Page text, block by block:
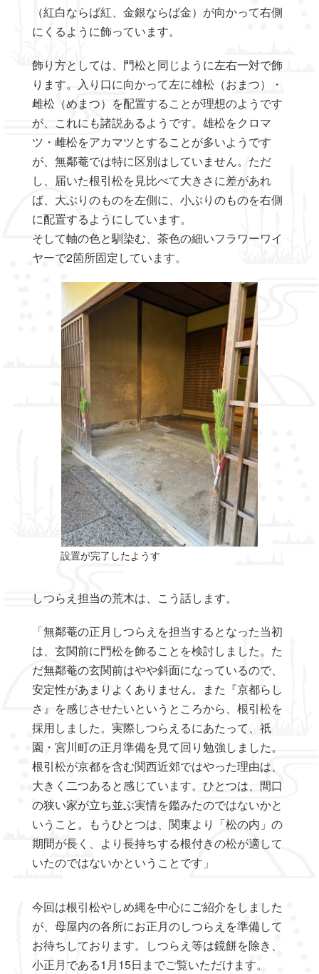
（紅白ならば紅、金銀ならば金）が向かって右側
にくるように飾っています。
飾り方としては、門松と同じように左右一対で飾
ります。入り口に向かって左に雄松（おまつ）・
雌松（めまつ）を配置することが理想のようです
が、これにも諸説あるようです。雄松をクロマ
ツ・雌松をアカマツとすることが多いようです
が、無鄰菴では特に区別はしていません。ただ
し、届いた根引松を見比べて大きさに差があれ
ば、大ぶりのものを左側に、小ぶりのものを右側
に配置するようにしています。
そして軸の色と馴染む、茶色の細いフラワーワイ
ヤーで2箇所固定しています。
設置が完了したようす
しつらえ担当の荒木は、こう話します。
「無鄰菴の正月しつらえを担当するとなった当初
は、玄関前に門松を飾ることを検討しました。た
だ無鄰菴の玄関前はやや斜面になっているので、
安定性があまりよくありません。また『京都らし
さ』を感じさせたいというところから、根引松を
採用しました。実際しつらえるにあたって、祇
園・宮川町の正月準備を見て回り勉強しました。
根引松が京都を含む関西近郊ではやった理由は、
大きく二つあると感じています。ひとつは、間口
の狭い家が立ち並ぶ実情を鑑みたのではないかと
いうこと。もうひとつは、関東より「松の内」の
期間が長く、より長持ちする根付きの松が適して
いたのではないかということです」
今回は根引松やしめ縄を中心にご紹介をしました
が、母屋内の各所にお正月のしつらえを準備して
お待ちしております。しつらえ等は鏡餅を除き、
小正月である1月15日までご覧いただけます。